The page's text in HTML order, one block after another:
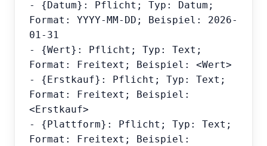
- {Datum}: Pflicht; Typ: Datum;
Format: YYYY-MM-DD; Beispiel: 2026-
01-31
- {Wert}: Pflicht; Typ: Text;
Format: Freitext; Beispiel: <Wert>
- {Erstkauf}: Pflicht; Typ: Text;
Format: Freitext; Beispiel:
<Erstkauf>
- {Plattform}: Pflicht; Typ: Text;
Format: Freitext; Beispiel: